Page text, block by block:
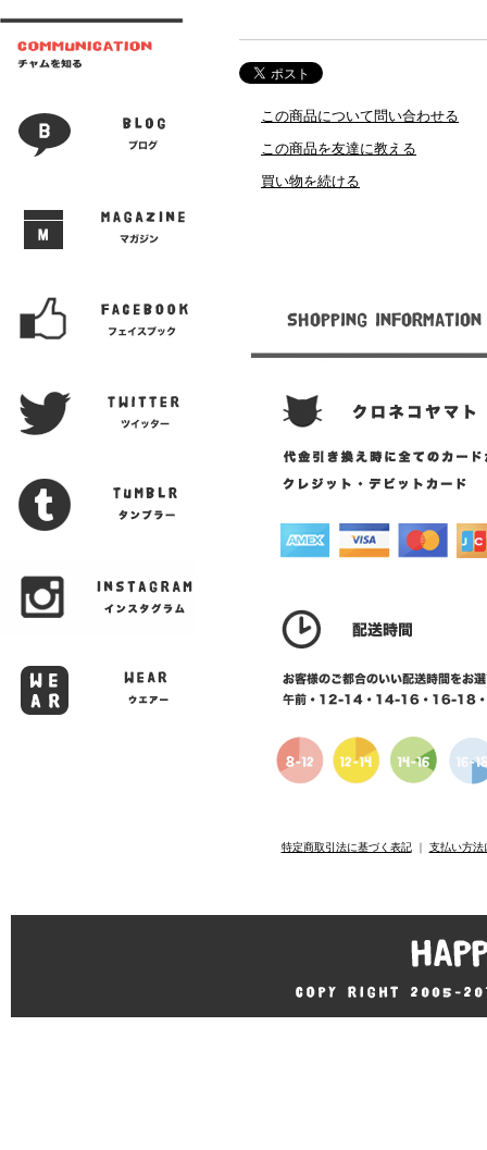
この商品について問い合わせる
この商品を友達に教える
買い物を続ける
特定商取引法に基づく表記｜ 支払い方法